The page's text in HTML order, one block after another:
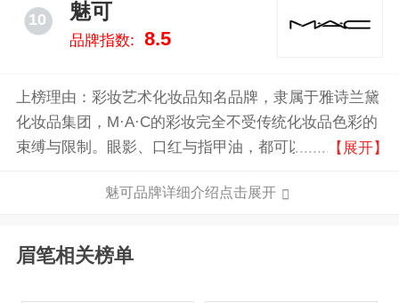
10 魅可
品牌指数: 8.5
上榜理由：彩妆艺术化妆品知名品牌，隶属于雅诗兰黛
化妆品集团，M·A·C的彩妆完全不受传统化妆品色彩的
束缚与限制。眼影、口红与指甲油，都可以找到完全吻
妆容的高质量彩妆品。
【展开】
魅可品牌详细介绍点击展开
眉笔相关榜单